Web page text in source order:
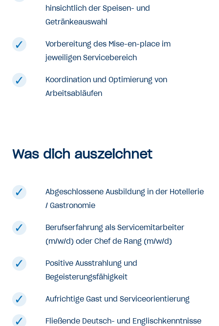
hinsichtlich der Speisen- und
Getränkeauswahl
Vorbereitung des Mise-en-place im
jeweiligen Servicebereich
Koordination und Optimierung von
Arbeitsabläufen
Was dich auszeichnet
Abgeschlossene Ausbildung in der Hotellerie
/ Gastronomie
Berufserfahrung als Servicemitarbeiter
(m/w/d) oder Chef de Rang (m/w/d)
Positive Ausstrahlung und
Begeisterungsfähigkeit
Aufrichtige Gast und Serviceorientierung
Fließende Deutsch- und Englischkenntnisse